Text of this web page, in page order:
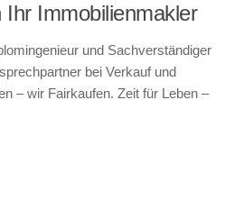
Immobilienmakler
und Sachverständiger
bei Verkauf und
– wir Fairkaufen. Zeit für Leben –